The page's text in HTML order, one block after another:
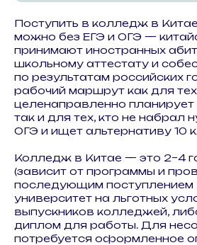
Поступить в колледж в
можно без ЕГЭ и ОГЭ —
принимают иностранных
школьному аттестату и
по результатам российских
рабочий маршрут как для
целенаправленно планирует
так и для тех, кто не набрал
ОГЭ и ищет альтернативу 10
Колледж в Китае — это 2–4
(зависит от программы и
последующим поступлением
университет на льготных
выпускников колледжей,
диплом для работы. Для
потребуется оформленное